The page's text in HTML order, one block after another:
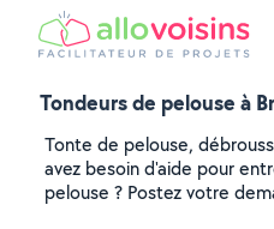
Tondeurs de pelouse à
Tonte de pelouse,
avez besoin d'aide pour
pelouse ? Postez votre